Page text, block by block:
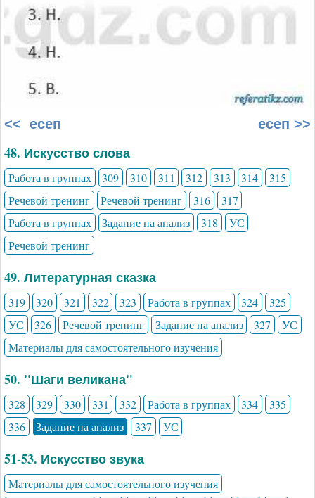
<< есеп есеп >>
48. Искусство слова
Работа в группах 309 310 311 312 313 314
315
Речевой тренинг
Речевой тренинг 316
317
Работа в группах
Задание на анализ 318
УС
Речевой тренинг
49. Литературная сказка
319 320 321 322 323 Работа в группах 324
325
УС
326 Речевой тренинг Задание на анализ 327
УС
Материалы для самостоятельного изучения
50. "Шаги великана"
328 329 330 331 332 Работа в группах 334
335
336
Задание на анализ 337 УС
51-53. Искусство звука
Материалы для самостоятельного изучения